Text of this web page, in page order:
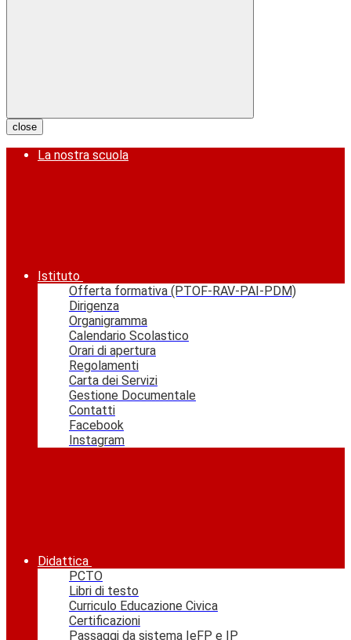
close
La nostra scuola
Istituto
Offerta formativa (PTOF-RAV-PAI-PDM)
Dirigenza
Organigramma
Calendario Scolastico
Orari di apertura
Regolamenti
Carta dei Servizi
Gestione Documentale
Contatti
Facebook
Instagram
Didattica
PCTO
Libri di testo
Curriculo Educazione Civica
Certificazioni
Passaggi da sistema IeFP e IP